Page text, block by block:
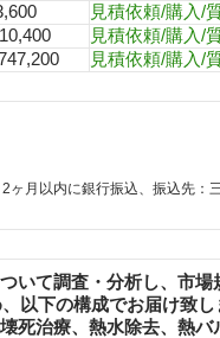
見積依頼/購入/
見積依頼/購入/
見積依頼/購入/
2ヶ月以内に銀行振込、振込先：
いて調査・分析し、市場
以下の構成でお届け致
死治療、熱水除去、熱バ